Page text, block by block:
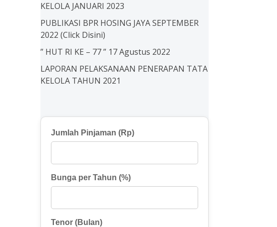
KELOLA JANUARI 2023
PUBLIKASI BPR HOSING JAYA SEPTEMBER
2022 (Click Disini)
” HUT RI KE – 77 ” 17 Agustus 2022
LAPORAN PELAKSANAAN PENERAPAN TATA
KELOLA TAHUN 2021
Jumlah Pinjaman (Rp)
Bunga per Tahun (%)
Tenor (Bulan)